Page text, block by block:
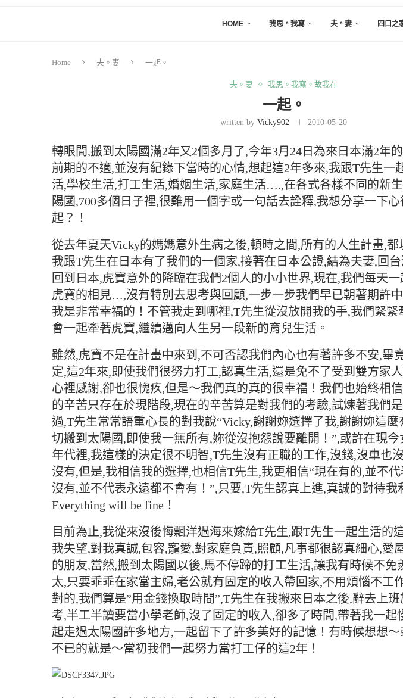
HOME 我思。我寫 夫。妻 四口之
Home 夫。妻 一起。
夫。妻 我思。我寫。故我在
一起。
written byVicky902 2010-05-20
轉眼間,搬到太陽國滿2年又2個多月了,今年3月24日為來日本滿2年
前期的不適,並沒有紀錄下當時的心情,想起這2年多來,我跟T先生一
活,學校生活,打工生活,婚姻生活,家庭生活….,在各式各樣不同的新
陽國,700多個日子裡,很難用一個字或一句話去詮釋,我想分享一下
起？！
從去年夏天Vicky的媽媽意外生病之後,頓時之間,所有的人生計畫,
我跟T先生在日本有了我們的一個家,接著在日本公證,結為夫妻,回
回到日本,虎寶意外的降臨在我們2個人的小小世界,現在,我們每天
虎寶的相見…,沒有特別去思考與回顧,一步一步我們早已朝著期許
我是非常幸福的！不管我走到哪裡,T先生從沒放開我的手,我們緊緊
會一起牽著虎寶,繼續邁向人生另一段新的育兒生活。
雖然,虎寶不是在計畫中來到,不可否認我們內心也有著許多不安,畢
定,這2年來,即使我們很努力打工,認真生活,還是免不了受到雙方家
心裡感謝,卻也很愧疚,但是～我們真的真的很幸福！我們也始終相
的辛苦只存在於現階段,現在的辛苦算是對我們的考驗,試煉著我們
過,T先生常常語重心長的對我說“Vicky,謝謝妳選擇了我,謝謝妳這
切搬到太陽國,即使我一無所有,妳從沒抱怨說要離開！”,或許在現
年代裡,我這樣的決定很不明智,T先生沒有正職的工作,沒錢,沒車也
沒有,但是,我相信我的選擇,也相信T先生,我更相信“現在有的,並不
沒有,並不代表永遠都不會有！”,只要,T先生認真上進,真誠的對待我
Everything will be fine！
目前為止,我從來沒後悔飄洋過海來嫁給T先生,跟T先生一起生活的
我失望,對我真誠,包容,寵愛,對家庭負責,照顧,凡事都很認真細心,愛
的朋友,當然,搬到太陽國以後,馬不停蹄的打工生活,讓我有時候不免
太,只要乖乖在家當主婦,老公就有固定的收入帶回家,不用煩惱不工
對的,我們算是”用金錢換取時間”,T先生在我搬來日本之後,辭去上
考,半工半讀要當小學老師,沒了固定的收入,卻多了時間,帶著我一起
起走過太陽國許多地方,一起留下了許多美好的記憶！有時候想想
不已的就是～當初我們一起努力當打工仔的這2年！